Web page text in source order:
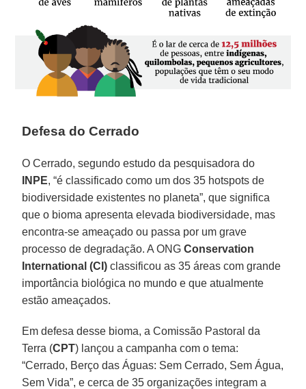
Defesa do Cerrado
O Cerrado, segundo estudo da pesquisadora do
INPE, “é classificado como um dos 35 hotspots de
biodiversidade existentes no planeta”, que significa
que o bioma apresenta elevada biodiversidade, mas
encontra-se ameaçado ou passa por um grave
processo de degradação. A ONGConservation
International (CI) classificou as 35 áreas com grande
importância biológica no mundo e que atualmente
estão ameaçados.
Em defesa desse bioma, a Comissão Pastoral da
Terra (CPT) lançou a campanha com o tema:
“Cerrado, Berço das Águas: Sem Cerrado, Sem Água,
Sem Vida”, e cerca de 35 organizações integram a